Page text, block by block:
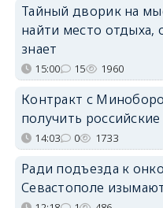
Тайный дворик на
найти место отдыха,
знает
15:00 15 1960
Контракт с
получить
14:03 0 1733
Ради подъезда к
Севастополе